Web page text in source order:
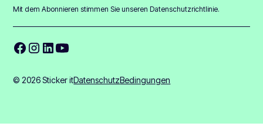
Mit dem Abonnieren stimmen Sie unserenDatenschutzrichtlinie.
© 2026 Sticker itDatenschutzBedingungen